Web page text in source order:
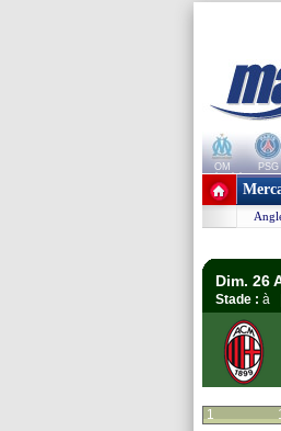
OM PSG
+ de clubs
Dim. 26
Stade : à
1